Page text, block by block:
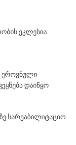
ეკლესია
ეროვნული
დაიწყო
სარეაბილიტაციო